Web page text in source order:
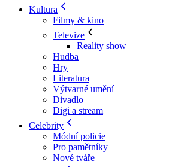
Kultura
Filmy & kino
Televize
Reality show
Hudba
Hry
Literatura
Výtvarné umění
Divadlo
Digi a stream
Celebrity
Módní policie
Pro pamětníky
Nové tváře